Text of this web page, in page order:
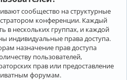
сообщество на структурные
конференции. Каждый
в нескольких группах, и каждой
индивидуальные права доступа.
назначение прав доступа
пользователей,
прав или предоставление
форумам.